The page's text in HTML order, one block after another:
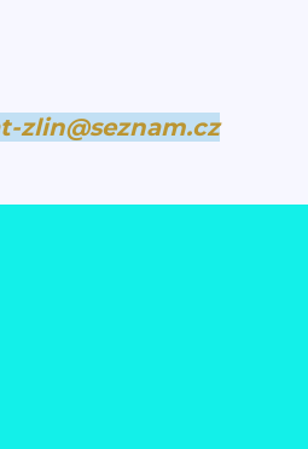
zlin@seznam.cz